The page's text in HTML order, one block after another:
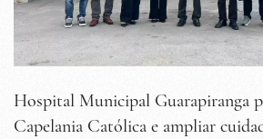
Hospital Municipal Guarapiranga
Capelania Católica e ampliar